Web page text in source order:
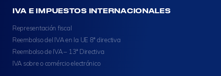
IVA E IMPUESTOS INTERNACIONALES
Representación fiscal
Reembolso del IVA en la UE 8ª directiva
Reembolso de IVA – 13ª Directiva
IVA sobre o comércio electrónico